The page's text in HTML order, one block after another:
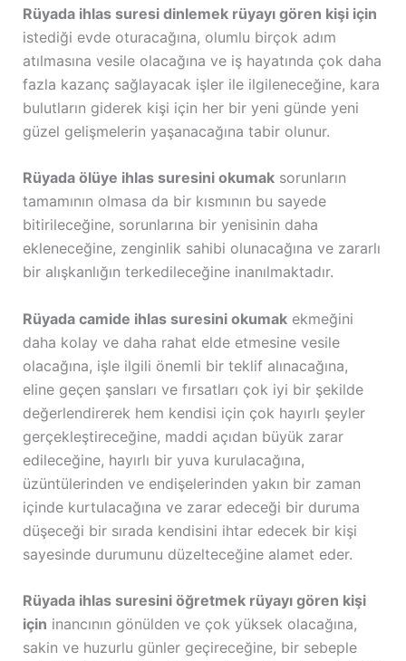
Rüyada ihlas suresi dinlemek rüyayı gören kişi için
istediği evde oturacağına, olumlu birçok adım
atılmasına vesile olacağına ve iş hayatında çok daha
fazla kazanç sağlayacak işler ile ilgileneceğine, kara
bulutların giderek kişi için her bir yeni günde yeni
güzel gelişmelerin yaşanacağına tabir olunur.
Rüyada ölüye ihlas suresini okumaksorunların
tamamının olmasa da bir kısmının bu sayede
bitirileceğine, sorunlarına bir yenisinin daha
ekleneceğine, zenginlik sahibi olunacağına ve zararlı
bir alışkanlığın terkedileceğine inanılmaktadır.
Rüyada camide ihlas suresini okumakekmeğini
daha kolay ve daha rahat elde etmesine vesile
olacağına, işle ilgili önemli bir teklif alınacağına,
eline geçen şansları ve fırsatları çok iyi bir şekilde
değerlendirerek hem kendisi için çok hayırlı şeyler
gerçekleştireceğine, maddi açıdan büyük zarar
edileceğine, hayırlı bir yuva kurulacağına,
üzüntülerinden ve endişelerinden yakın bir zaman
içinde kurtulacağına ve zarar edeceği bir duruma
düşeceği bir sırada kendisini ihtar edecek bir kişi
sayesinde durumunu düzelteceğine alamet eder.
Rüyada ihlas suresini öğretmek rüyayı gören kişi
için inancının gönülden ve çok yüksek olacağına,
sakin ve huzurlu günler geçireceğine, bir sebeple